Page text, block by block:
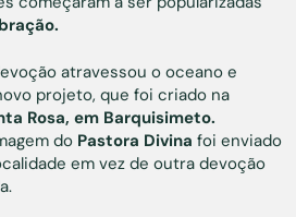
atravessou o oceano e
projeto, que foi criado na
Rosa, em Barquisimeto.
do Pastora Divina foi enviado
em vez de outra devoção